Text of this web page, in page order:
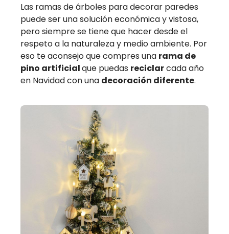
Las ramas de árboles para decorar paredes
puede ser una solución económica y vistosa,
pero siempre se tiene que hacer desde el
respeto a la naturaleza y medio ambiente. Por
eso te aconsejo que compres una rama de
pino artificialque puedas reciclarcada año
en Navidad con una decoración diferente.